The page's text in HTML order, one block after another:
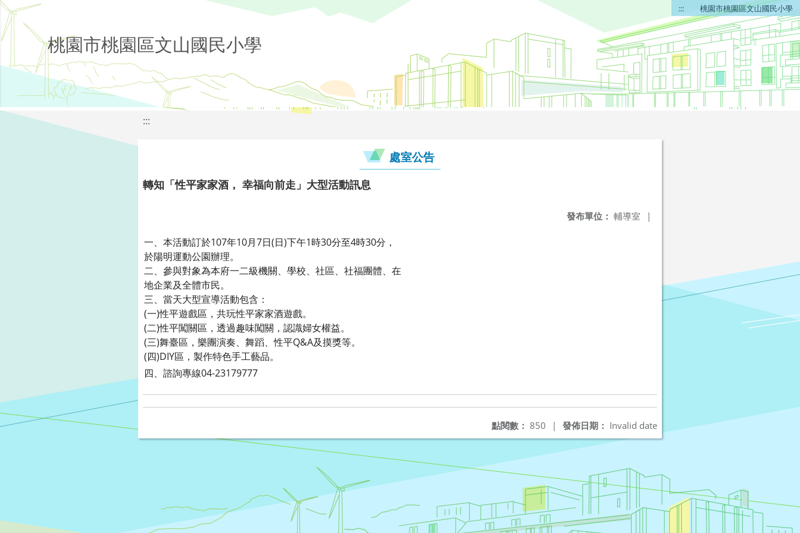
::: 桃園市桃園區文山國民小學
桃園市桃園區文山國民小學
:::
處室公告
轉知「性平家家酒， 幸福向前走」大型活動訊息
發布單位： 輔導室 |
一、本活動訂於107年10月7日(日)下午1時30分至4時30分，
於陽明運動公園辦理。
二、參與對象為本府一二級機關、學校、社區、社福團體、在
地企業及全體市民。
三、當天大型宣導活動包含：
(一)性平遊戲區，共玩性平家家酒遊戲。
(二)性平闖關區，透過趣味闖關，認識婦女權益。
(三)舞臺區，樂團演奏、舞蹈、性平Q&A及摸獎等。
(四)DIY區，製作特色手工藝品。
四、諮詢專線04-23179777
發佈日期： Invalid date
點閱數： 850 |